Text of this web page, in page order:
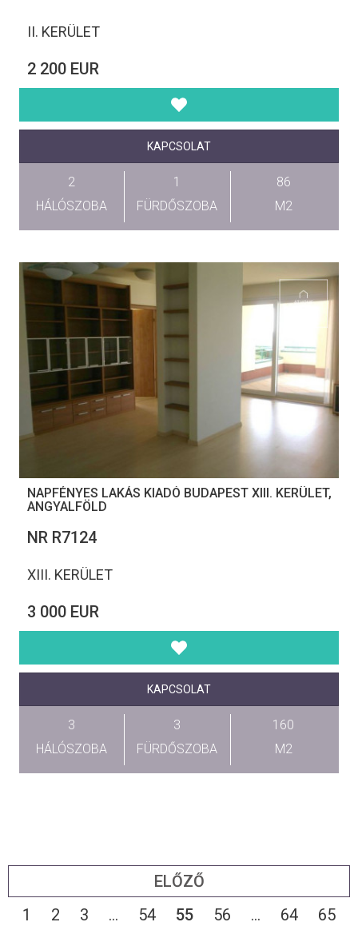
II. KERÜLET
2 200 EUR
KAPCSOLAT
2
HÁLÓSZOBA
1
FÜRDŐSZOBA
86
M2
NAPFÉNYES LAKÁS KIADÓ BUDAPEST XIII. KERÜLET,
ANGYALFÖLD
NR R7124
XIII. KERÜLET
3 000 EUR
KAPCSOLAT
3
HÁLÓSZOBA
3
FÜRDŐSZOBA
160
M2
ELŐZŐ
1
2 3 ... 54 55 56 ... 64
65